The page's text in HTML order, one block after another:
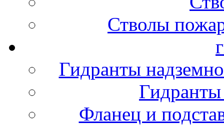
Стволы
Гидранты
Фланец и